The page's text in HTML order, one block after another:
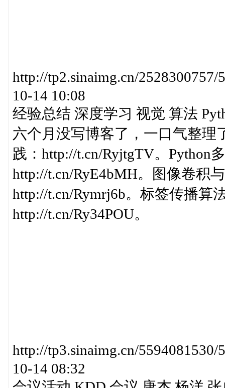
http://tp2.sinaimg.cn/
10-14 10:08
经验总结 深度学习 视觉 算法
六个月没写博客了，一口气整理
践：http://t.cn/RyjtgTV。Python
http://t.cn/RyE4bMH。图像卷积
http://t.cn/Rymrj6b。标签传播算
http://t.cn/Ry34POU。
http://tp3.sinaimg.cn/
10-14 08:32